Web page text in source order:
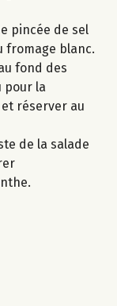
pincée de sel
fromage blanc.
fond des
pour la
réserver au
de la salade